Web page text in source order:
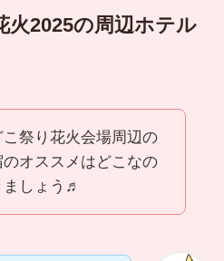
火2025の周辺ホテル
祭り花火会場周辺の
オススメはどこなの
ましょう♬